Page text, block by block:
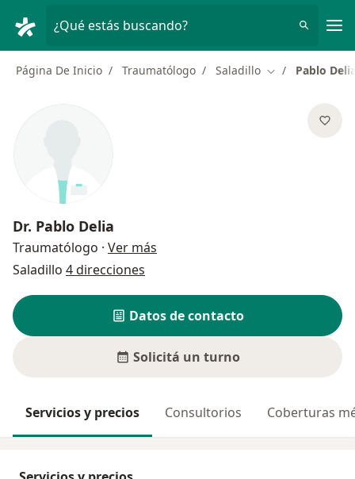
¿Qué estás buscando?
Página De Inicio Traumatólogo Saladillo Cambiar de
Pablo
Dr. Pablo Delia
Traumatólogo · Ver más
Saladillo 4 direcciones
Datos de contacto
Solicitá un turno
Servicios y precios Consultorios Coberturas